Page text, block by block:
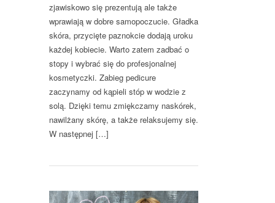
zjawiskowo się prezentują ale także
wprawiają w dobre samopoczucie. Gładka
skóra, przycięte paznokcie dodają uroku
każdej kobiecie. Warto zatem zadbać o
stopy i wybrać się do profesjonalnej
kosmetyczki. Zabieg pedicure
zaczynamy od kąpieli stóp w wodzie z
solą. Dzięki temu zmiękczamy naskórek,
nawilżany skórę, a także relaksujemy się.
W następnej […]